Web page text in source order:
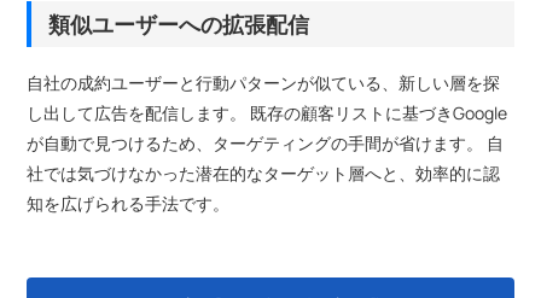
類似ユーザーへの拡張配信
自社の成約ユーザーと行動パターンが似ている、新しい層を探
し出して広告を配信します。 既存の顧客リストに基づきGoogle
が自動で見つけるため、ターゲティングの手間が省けます。 自
社では気づけなかった潜在的なターゲット層へと、効率的に認
知を広げられる手法です。